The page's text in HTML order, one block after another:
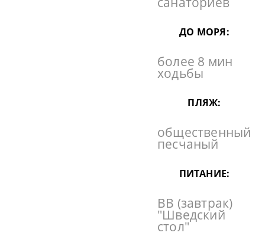
ДО МОРЯ:
более 8 мин
ходьбы
ПЛЯЖ:
общественный
песчаный
ПИТАНИЕ:
BB (завтрак)
"Шведский
стол"